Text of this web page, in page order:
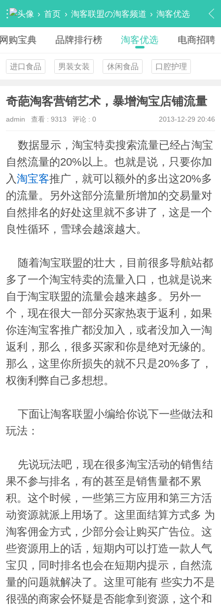
› 首页 › 淘客联盟の淘客频道 › 淘客优选
› 内容
购宝典 品牌排行榜 淘客优选 电商招聘
进口食品 男装女装 休闲食品 口腔护理
奇葩淘客营销艺术，暴增淘宝店铺流量
2013-12-29 20:46
admin 查看 : 9313 评论 : 0
数据显示，淘宝特卖搜索流量已经占淘宝
自然流量的20%以上。也就是说，只要你加
入淘宝客推广，就可以额外的多出这20%多
的流量。另外这部分流量所增加的交易量对
自然排名的好处这里就不多讲了，这是一个
良性循环，雪球会越滚越大。
随着淘宝联盟的壮大，目前很多导航站都
多了一个淘宝特卖的流量入口，也就是说来
自于淘宝联盟的流量会越来越多。另外一
个，现在很大一部分买家热衷于返利，如果
你连淘宝客推广都没加入，或者没加入一淘
返利，那么，很多买家和你是绝对无缘的。
那么，这里你所损失的就不只是20%多了，
权衡利弊自己多想想。
下面让淘客联盟小编给你说下一些做法和
玩法：
先说玩法吧，现在很多淘宝活动的销售结
果不参与排名，有的甚至是销售量都不累
积。这个时候，一些第三方应用和第三方活
动资源就派上用场了。这里面结算方式多 为
淘客佣金方式，少部分会让购买广告位。这
些资源用上的话，短期内可以打造一款人气
宝贝，同时排名也会在短期内提示，自然流
量的问题就解决了。这里可能有 些实力不是
很强的商家会怀疑是否能拿到资源，这个和